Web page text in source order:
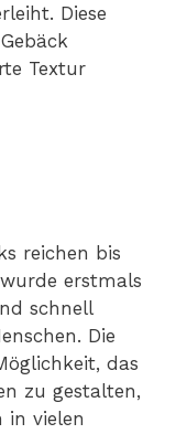
Diese
Textur
reichen bis
erstmals
schnell
Die
das
zu gestalten,
in vielen